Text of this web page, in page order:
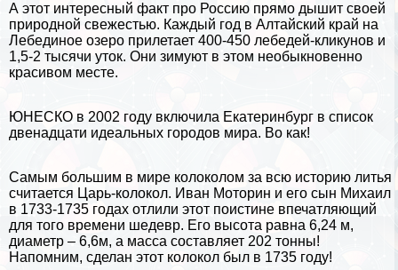
А этот интересный факт про Россию прямо дышит своей
природной свежестью. Каждый год в Алтайский край на
Лебединое озеро прилетает 400-450 лебедей-кликунов и
1,5-2 тысячи уток. Они зимуют в этом необыкновенно
красивом месте.
ЮНЕСКО в 2002 году включила Екатеринбург в список
двенадцати идеальных городов мира. Во как!
Самым большим в мире колоколом за всю историю литья
считается Царь-колокол. Иван Моторин и его сын Михаил
в 1733-1735 годах отлили этот поистине впечатляющий
для того времени шедевр. Его высота равна 6,24 м,
диаметр – 6,6м, а масса составляет 202 тонны!
Напомним, сделан этот колокол был в 1735 году!